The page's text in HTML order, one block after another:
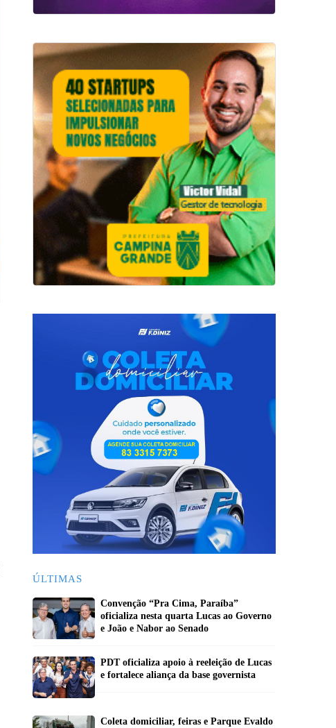
ÚLTIMAS
Convenção “Pra Cima, Paraíba”
oficializa nesta quarta Lucas ao Governo
e João e Nabor ao Senado
PDT oficializa apoio à reeleição de Lucas
e fortalece aliança da base governista
Coleta domiciliar, feiras e Parque Evaldo